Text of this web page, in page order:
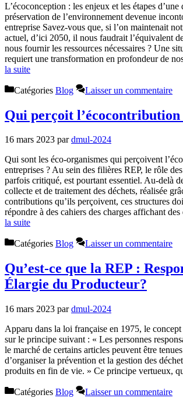
L’écoconception : les enjeux et les étapes d’une
préservation de l’environnement devenue
entreprise Savez-vous que, si l’on maintenait
actuel, d’ici 2050, il nous faudrait l’équivalent
nous fournir les ressources nécessaires ? Une
requiert une transformation en profondeur de
la suite
Catégories Blog Laisser un commentaire
Qui perçoit l’écocontribution
16 mars 2023 pardmul-2024
Qui sont les éco-organismes qui perçoivent
entreprises ? Au sein des filières REP, le rôle
parfois critiqué, est pourtant essentiel. Au-delà
collecte et de traitement des déchets, réalisée
contributions qu’ils perçoivent, ces structures
répondre à des cahiers des charges affichant
la suite
Catégories Blog Laisser un commentaire
Qu’est-ce que la REP :
Élargie du Producteur?
16 mars 2023 pardmul-2024
Apparu dans la loi française en 1975, le
sur le principe suivant : « Les personnes
le marché de certains articles peuvent être
d’organiser la prévention et la gestion des
produits en fin de vie. » Ce principe vertueux,
Catégories Blog Laisser un commentaire